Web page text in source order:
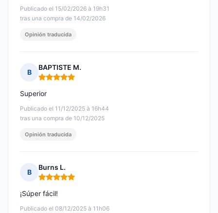
Publicado el 15/02/2026 à 19h31
tras una compra de 14/02/2026
Opinión traducida
B
BAPTISTE M.
Nota: 5 de 5
Publicado el 11/12/2025 à 16h44
tras una compra de 10/12/2025
Superior
Opinión traducida
B
Burns L.
Nota: 5 de 5
Publicado el 08/12/2025 à 11h06
¡Súper fácil!